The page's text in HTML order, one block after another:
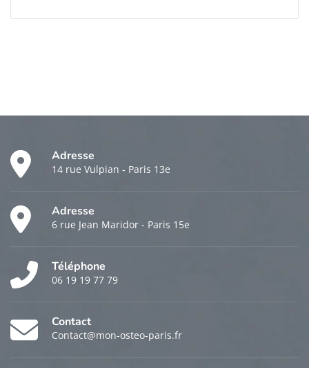
Adresse
14 rue Vulpian - Paris 13e
Adresse
6 rue Jean Maridor - Paris 15e
Téléphone
06 19 19 77 79
Contact
Contact@mon-osteo-paris.fr